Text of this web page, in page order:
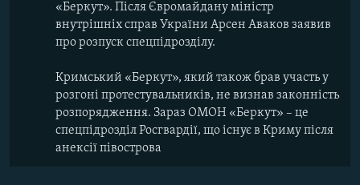
«Беркут». Після Євромайдану міністр
внутрішніх справ України Арсен Аваков заявив
про розпуск спецпідрозділу.
Кримський «Беркут», який також брав участь у
розгоні протестувальників, не визнав законність
розпорядження. Зараз ОМОН «Беркут» – це
спецпідрозділ Росгвардії, що існує в Криму після
анексії півострова